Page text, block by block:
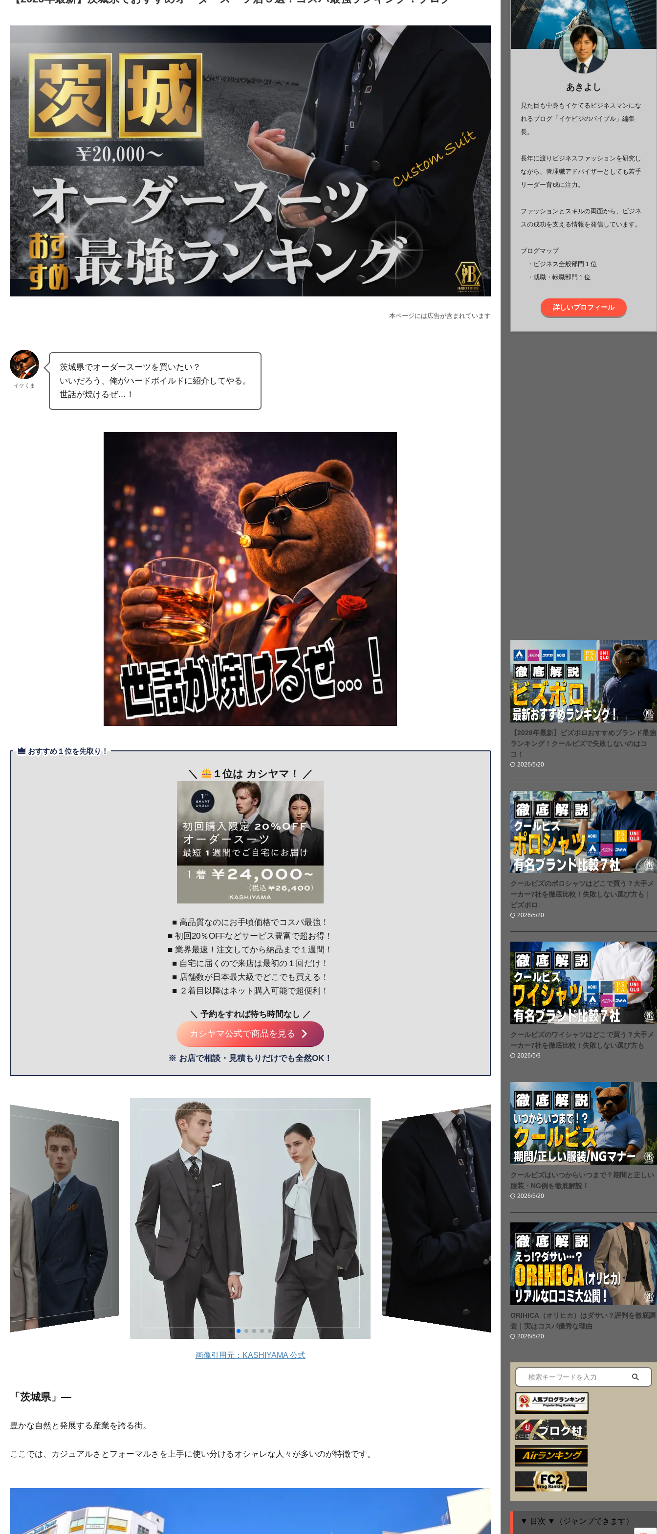
本ページには広告が含まれています
イケくま
茨城県でオーダースーツを買いたい？
いいだろう、俺がハードボイルドに紹介してやる。
世話が焼けるぜ…！
おすすめ１位を先取り！
＼ １位は カシヤマ！ ／
■ 高品質なのにお手頃価格でコスパ最強！
■ 初回20％OFFなどサービス豊富で超お得！
■ 業界最速！注文してから納品まで１週間！
■ 自宅に届くので来店は最初の１回だけ！
■ 店舗数が日本最大級でどこでも買える！
■ ２着目以降はネット購入可能で超便利！
＼ 予約をすれば待ち時間なし ／
カシヤマ公式で商品を見る
※ お店で相談・見積もりだけでも全然OK！
画像引用元：KASHIYAMA 公式
「茨城県」—
豊かな自然と発展する産業を誇る街。
ここでは、カジュアルさとフォーマルさを上手に使い分けるオシャレな人々が多いのが特徴です。
あきよし
見た目も中身もイケてるビジネスマンにな
れるブログ「イケビジのバイブル」編集
長。
長年に渡りビジネスファッションを研究し
ながら、管理職アドバイザーとしても若手
リーダー育成に注力。
ファッションとスキルの両面から、ビジネ
スの成功を支える情報を発信しています。
ブログマップ
・ビジネス全般部門１位
・就職・転職部門１位
詳しいプロフィール
【2026年最新】ビズポロおすすめブランド最強
ランキング！クールビズで失敗しないのはコ
コ！
2026/5/20
クールビズのポロシャツはどこで買う？大手メ
ーカー7社を徹底比較！失敗しない選び方も｜
ビズポロ
2026/5/20
クールビズのワイシャツはどこで買う？大手メ
ーカー7社を徹底比較！失敗しない選び方も
2026/5/9
クールビズはいつからいつまで？期間と正しい
服装・NG例を徹底解説！
2026/5/20
ORIHICA（オリヒカ）はダサい？評判を徹底調
査｜実はコスパ優秀な理由
2026/5/20
▼ 目次 ▼（ジャンプできます）